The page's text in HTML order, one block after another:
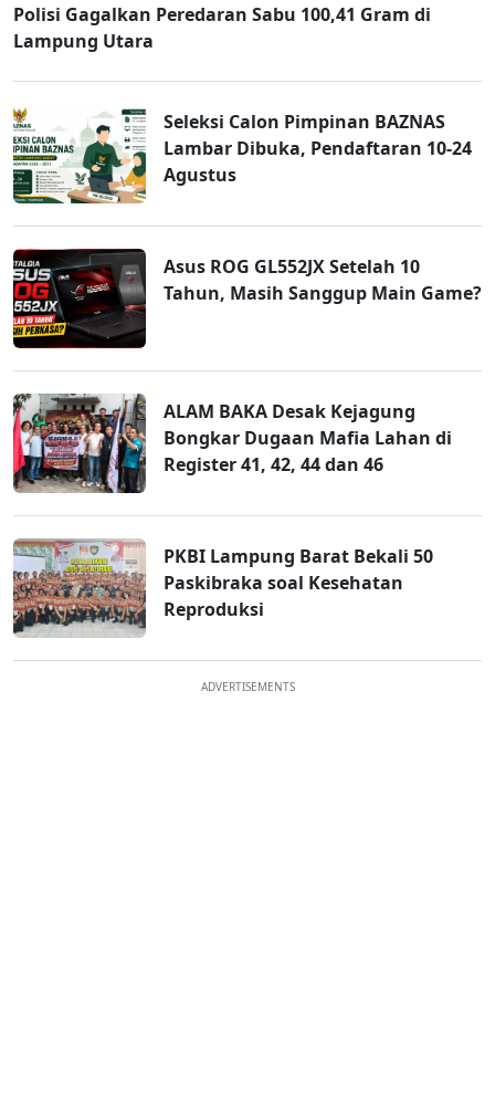
Polisi Gagalkan Peredaran Sabu 100,41 Gram di
Lampung Utara
Seleksi Calon Pimpinan BAZNAS
Lambar Dibuka, Pendaftaran 10-24
Agustus
Asus ROG GL552JX Setelah 10
Tahun, Masih Sanggup Main Game?
ALAM BAKA Desak Kejagung
Bongkar Dugaan Mafia Lahan di
Register 41, 42, 44 dan 46
PKBI Lampung Barat Bekali 50
Paskibraka soal Kesehatan
Reproduksi
ADVERTISEMENTS